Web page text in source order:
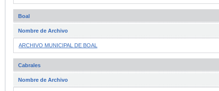
Boal
Nombre de Archivo
ARCHIVO MUNICIPAL DE BOAL
Cabrales
Nombre de Archivo